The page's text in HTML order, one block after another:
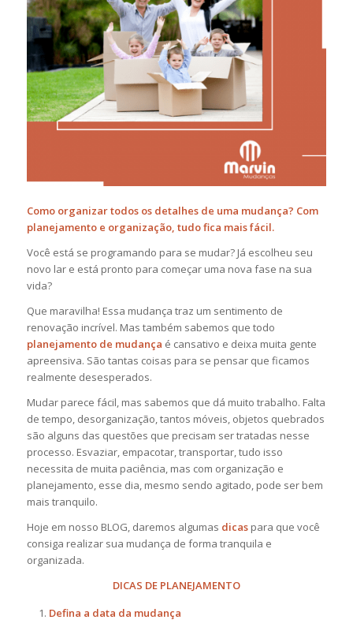
Como organizar todos os detalhes de uma mudança? Com
planejamento e organização, tudo fica mais fácil.
Você está se programando para se mudar? Já escolheu seu
novo lar e está pronto para começar uma nova fase na sua
vida?
Que maravilha! Essa mudança traz um sentimento de
renovação incrível. Mas também sabemos que todo
planejamento de mudança é cansativo e deixa muita gente
apreensiva. São tantas coisas para se pensar que ficamos
realmente desesperados.
Mudar parece fácil, mas sabemos que dá muito trabalho. Falta
de tempo, desorganização, tantos móveis, objetos quebrados
são alguns das questões que precisam ser tratadas nesse
processo. Esvaziar, empacotar, transportar, tudo isso
necessita de muita paciência, mas com organização e
planejamento, esse dia, mesmo sendo agitado, pode ser bem
mais tranquilo.
Hoje em nosso BLOG, daremos algumas dicaspara que você
consiga realizar sua mudança de forma tranquila e
organizada.
DICAS DE PLANEJAMENTO
Defina a data da mudança